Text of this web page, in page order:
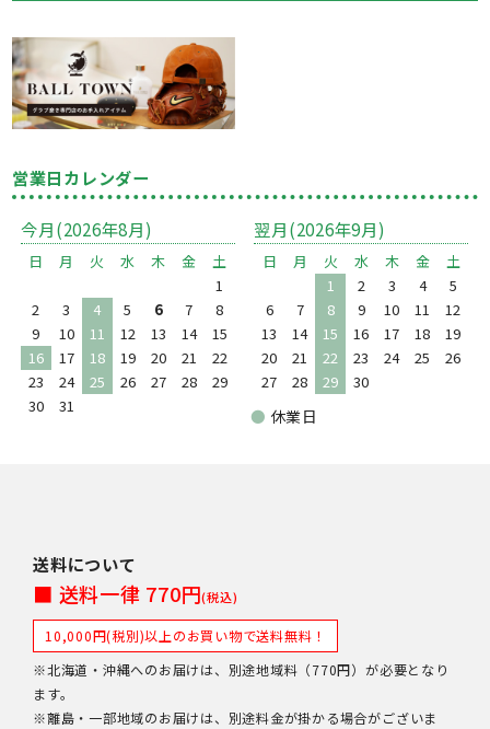
営業日カレンダー
今月(2026年8月)
日 月 火 水 木 金
土
1
2
3 4 5 6 7
8
9
10 11 12 13 14
15
16
17 18 19 20 21
22
23
24 25 26 27 28
29
30
31
翌月(2026年9月)
日 月 火 水 木 金
土
1
2 3 4
5
6
7 8 9 10 11
12
13
14 15 16 17 18
19
20
21 22 23 24 25
26
27
28 29 30
● 休業日
送料について
■ 送料一律 770円(税込)
10,000円(税別)以上のお買い物で送料無料！
※北海道・沖縄へのお届けは、別途地域料（770円）が必要となり
ます。
※離島・一部地域のお届けは、別途料金が掛かる場合がございま